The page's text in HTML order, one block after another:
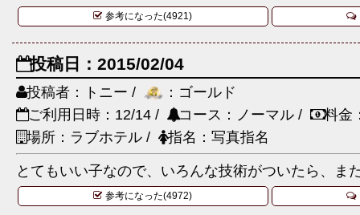
参考になった(4921)
投稿日：2015/02/04
投稿者：トニー /
：ゴールド
ご利用日時：12/14 /
コース：ノーマル /
料金
場所：ラブホテル /
指名：写真指名
とてもいい子なので、いろんな技術がついたら、ま
参考になった(4972)